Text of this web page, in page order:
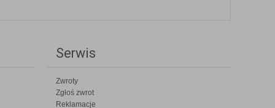
Serwis
Zwroty
Zgłoś zwrot
Reklamacje